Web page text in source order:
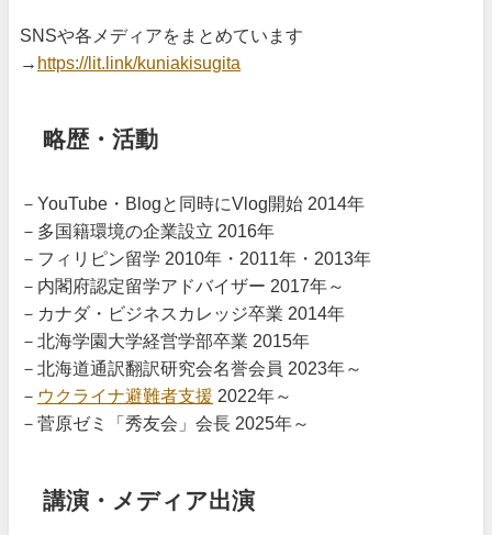
SNSや各メディアをまとめています
→ https://lit.link/kuniakisugita
略歴・活動
－YouTube・Blogと同時にVlog開始 2014年
－多国籍環境の企業設立 2016年
－フィリピン留学 2010年・2011年・2013年
－内閣府認定留学アドバイザー 2017年～
－カナダ・ビジネスカレッジ卒業 2014年
－北海学園大学経営学部卒業 2015年
－北海道通訳翻訳研究会名誉会員 2023年～
－ ウクライナ避難者支援 2022年～
－菅原ゼミ「秀友会」会長 2025年～
講演・メディア出演